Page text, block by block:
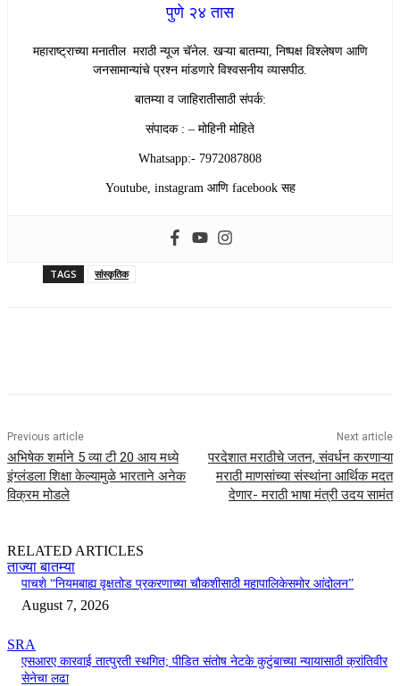
पुणे २४ तास
महाराष्ट्राच्या मनातील मराठी न्यूज चॅनेल. खऱ्या बातम्या, निष्पक्ष विश्लेषण आणि
जनसामान्यांचे प्रश्न मांडणारे विश्वसनीय व्यासपीठ.
बातम्या व जाहिरातीसाठी संपर्क:
संपादक : – मोहिनी मोहिते
Whatsapp:- 7972087808
Youtube, instagram आणि facebook सह
TAGS सांस्कृतिक
Previous article
अभिषेक शर्माने 5 व्या टी 20 आय मध्ये
इंग्लंडला शिक्षा केल्यामुळे भारताने अनेक
विक्रम मोडले
Next article
परदेशात मराठीचे जतन, संवर्धन करणाऱ्या
मराठी माणसांच्या संस्थांना आर्थिक मदत
देणार- मराठी भाषा मंत्री उदय सामंत
RELATED ARTICLES
ताज्या बातम्या
पाचशे “नियमबाह्य वृक्षतोड प्रकरणाच्या चौकशीसाठी महापालिकेसमोर आंदोलन”
August 7, 2026
SRA
एसआरए कारवाई तात्पुरती स्थगित; पीडित संतोष नेटके कुटुंबाच्या न्यायासाठी क्रांतिवीर
सेनेचा लढा